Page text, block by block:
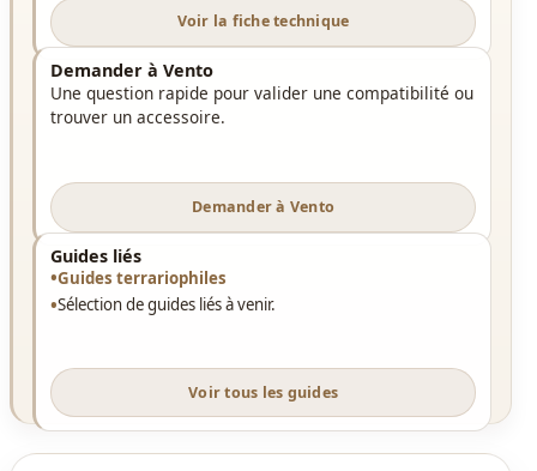
Voir la fiche technique
Demander à Vento
Une question rapide pour valider une compatibilité ou
trouver un accessoire.
Demander à Vento
Guides liés
Guides terrariophiles
Sélection de guides liés à venir.
Voir tous les guides